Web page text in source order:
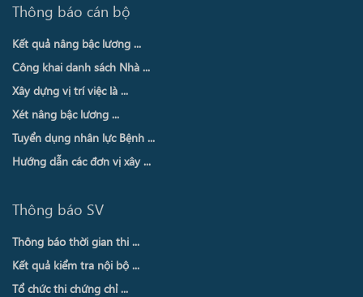
Thông báo cán bộ
Kết quả nâng bậc lương ...
Công khai danh sách Nhà ...
Xây dựng vị trí việc là ...
Xét nâng bậc lương ...
Tuyển dụng nhân lực Bệnh ...
Hướng dẫn các đơn vị xây ...
Thông báo SV
Thông báo thời gian thi ...
Kết quả kiểm tra nội bộ ...
Tổ chức thi chứng chỉ ...